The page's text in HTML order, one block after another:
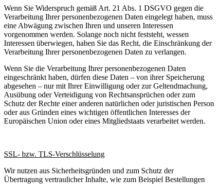
Wenn Sie Widerspruch gemäß Art. 21 Abs. 1 DSGVO gegen die
Verarbeitung Ihrer personenbezogenen Daten eingelegt haben, muss
eine Abwägung zwischen Ihren und unseren Interessen
vorgenommen werden. Solange noch nicht feststeht, wessen
Interessen überwiegen, haben Sie das Recht, die Einschränkung der
Verarbeitung Ihrer personenbezogenen Daten zu verlangen.
Wenn Sie die Verarbeitung Ihrer personenbezogenen Daten
eingeschränkt haben, dürfen diese Daten – von ihrer Speicherung
abgesehen – nur mit Ihrer Einwilligung oder zur Geltendmachung,
Ausübung oder Verteidigung von Rechtsansprüchen oder zum
Schutz der Rechte einer anderen natürlichen oder juristischen Person
oder aus Gründen eines wichtigen öffentlichen Interesses der
Europäischen Union oder eines Mitgliedstaats verarbeitet werden.
SSL- bzw. TLS-Verschlüsselung
Wir nutzen aus Sicherheitsgründen und zum Schutz der
Übertragung vertraulicher Inhalte, wie zum Beispiel Bestellungen